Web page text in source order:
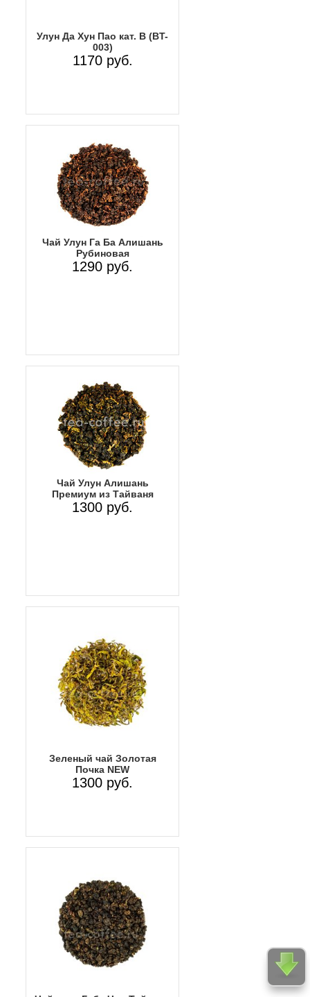
Улун Да Хун Пао кат. B (BT-
003)
1170 руб.
Чай Улун Га Ба Алишань
Рубиновая
1290 руб.
Чай Улун Алишань
Премиум из Тайваня
1300 руб.
Зеленый чай Золотая
Почка NEW
1300 руб.